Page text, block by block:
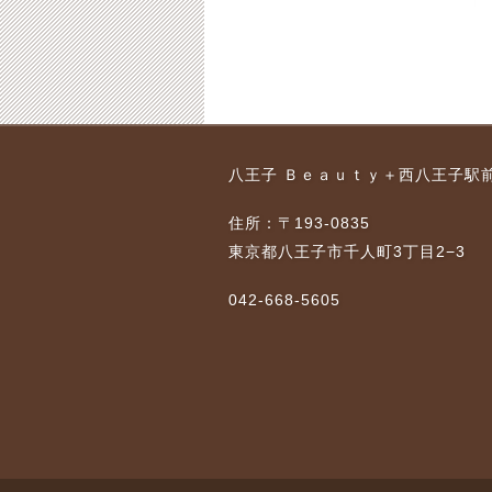
正 骨盤の広がりでお
2018-01-23
正・高齢出産でもスム
ママさん
2018-11-12
八王子 Ｂｅａｕｔｙ＋西八王子駅
住所：〒193-0835
東京都八王子市千人町3丁目2−3
042-668-5605